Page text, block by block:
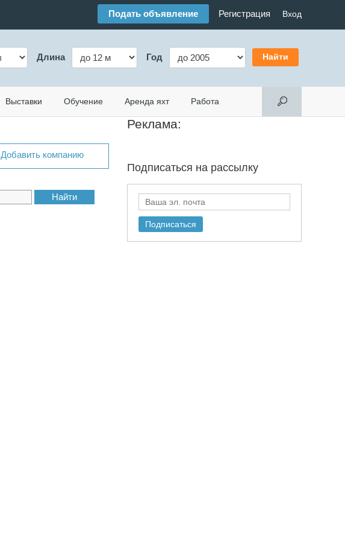
Подать объявление Регистрация Вход
Длина Год
Выставки Обучение Аренда яхт Работа
Добавить компанию
Реклама:
Подписаться на рассылку